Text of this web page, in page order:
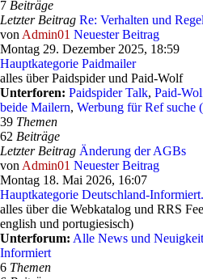
7 Beiträge
Letzter Beitrag Re: Verhalten und
von Admin01 Neuester Beitrag
Montag 29. Dezember 2025, 18:59
Hauptkategorie Paidmailer
alles über Paidspider und Paid-Wolf
Unterforen: Paidspider Talk, Paid-
beide Mailern, Werbung für Ref suche
39 Themen
62 Beiträge
Letzter Beitrag Änderung der AGBs
von Admin01 Neuester Beitrag
Montag 18. Mai 2026, 16:07
Hauptkategorie Deutschland-
alles über die Webkatalog und RRS
english und portugiesisch)
Unterforum: Alle News und
Informiert
6 Themen